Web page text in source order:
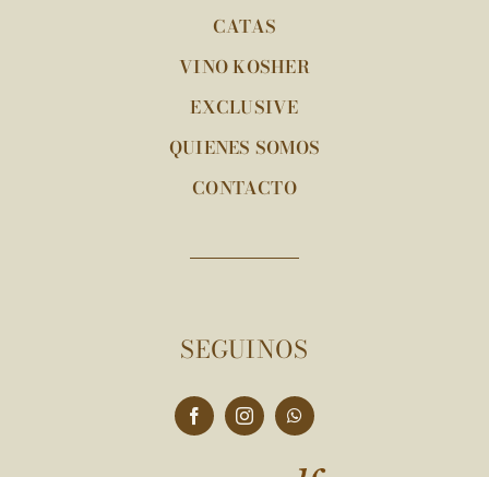
CATAS
VINO KOSHER
EXCLUSIVE
QUIENES SOMOS
CONTACTO
SEGUINOS